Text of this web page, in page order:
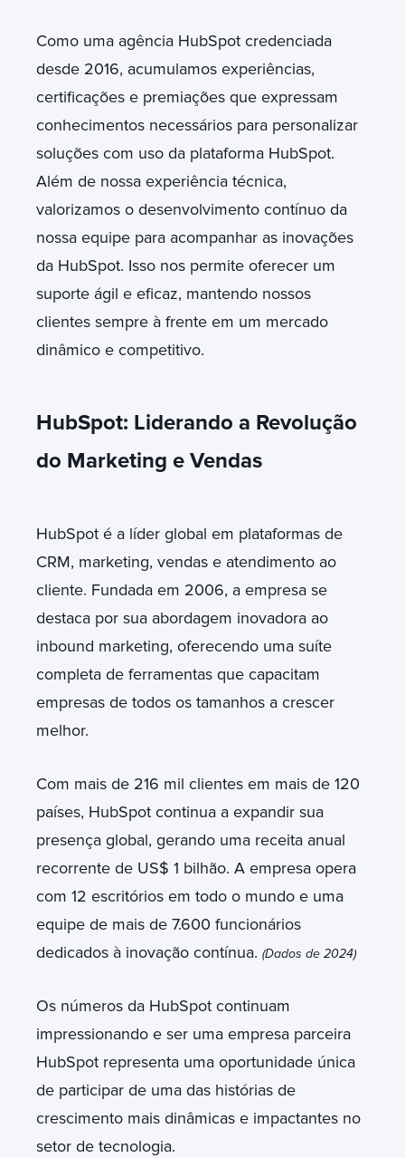
Como uma agência HubSpot credenciada
desde 2016, acumulamos experiências,
certificações e premiações que expressam
conhecimentos necessários para personalizar
soluções com uso da plataforma HubSpot.
Além de nossa experiência técnica,
valorizamos o desenvolvimento contínuo da
nossa equipe para acompanhar as inovações
da HubSpot. Isso nos permite oferecer um
suporte ágil e eficaz, mantendo nossos
clientes sempre à frente em um mercado
dinâmico e competitivo.
HubSpot: Liderando a Revolução
do Marketing e Vendas
HubSpot é a líder global em plataformas de
CRM, marketing, vendas e atendimento ao
cliente. Fundada em 2006, a empresa se
destaca por sua abordagem inovadora ao
inbound marketing, oferecendo uma suíte
completa de ferramentas que capacitam
empresas de todos os tamanhos a crescer
melhor.
Com mais de 216 mil clientes em mais de 120
países, HubSpot continua a expandir sua
presença global, gerando uma receita anual
recorrente de US$ 1 bilhão. A empresa opera
com 12 escritórios em todo o mundo e uma
equipe de mais de 7.600 funcionários
dedicados à inovação contínua. (Dados de 2024)
Os números da HubSpot continuam
impressionando e ser uma empresa parceira
HubSpot representa uma oportunidade única
de participar de uma das histórias de
crescimento mais dinâmicas e impactantes no
setor de tecnologia.